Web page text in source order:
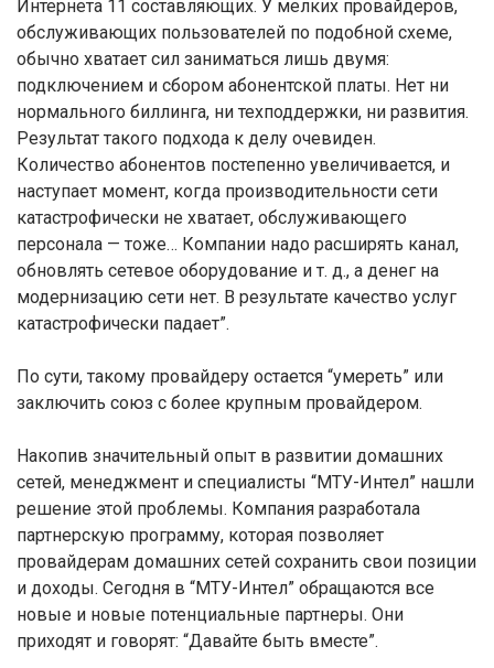
Интернета 11 составляющих. У мелких провайдеров,
обслуживающих пользователей по подобной схеме,
обычно хватает сил заниматься лишь двумя:
подключением и сбором абонентской платы. Нет ни
нормального биллинга, ни техподдержки, ни развития.
Результат такого подхода к делу очевиден.
Количество абонентов постепенно увеличивается, и
наступает момент, когда производительности сети
катастрофически не хватает, обслуживающего
персонала — тоже… Компании надо расширять канал,
обновлять сетевое оборудование и т. д., а денег на
модернизацию сети нет. В результате качество услуг
катастрофически падает”.
По сути, такому провайдеру остается “умереть” или
заключить союз с более крупным провайдером.
Накопив значительный опыт в развитии домашних
сетей, менеджмент и специалисты “МТУ-Интел” нашли
решение этой проблемы. Компания разработала
партнерскую программу, которая позволяет
провайдерам домашних сетей сохранить свои позиции
и доходы. Сегодня в “МТУ-Интел” обращаются все
новые и новые потенциальные партнеры. Они
приходят и говорят: “Давайте быть вместе”.